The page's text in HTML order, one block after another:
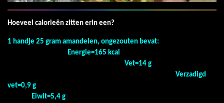
Hoeveel calorieën zitten erin een?
1 handje 25 gram amandelen, ongezouten bevat:
Energie=165 kcal
Vet=14 g
Verzadigd
vet=0,9 g
Eiwit=5,4 g